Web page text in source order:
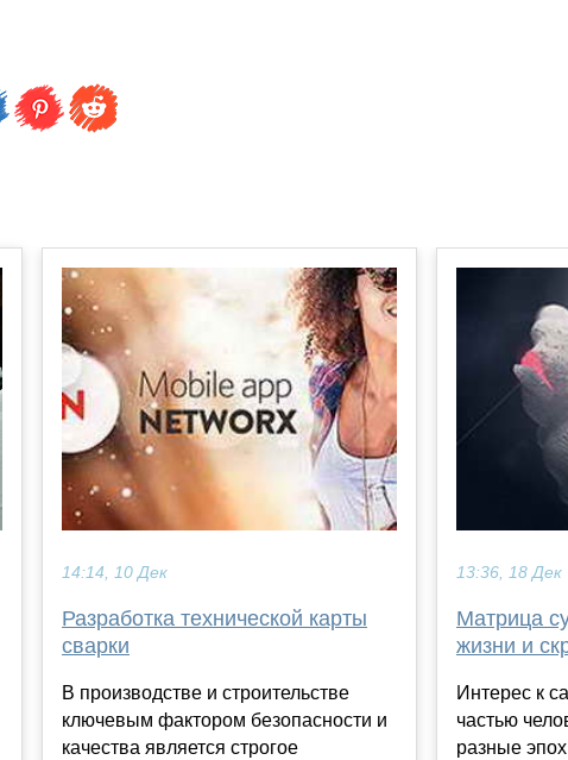
14:14, 10 Дек
Разработка технической карты
сварки
В производстве и строительстве
ключевым фактором безопасности и
качества является строгое
13:36, 18 Дек
Матрица
жизни и
Интерес к
частью
разные